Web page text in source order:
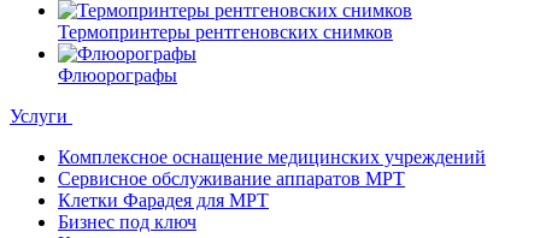
Термопринтеры рентгеновских снимков
Флюорографы
Услуги
Комплексное оснащение медицинских учреждений
Сервисное обслуживание аппаратов МРТ
Клетки Фарадея для МРТ
Бизнес под ключ